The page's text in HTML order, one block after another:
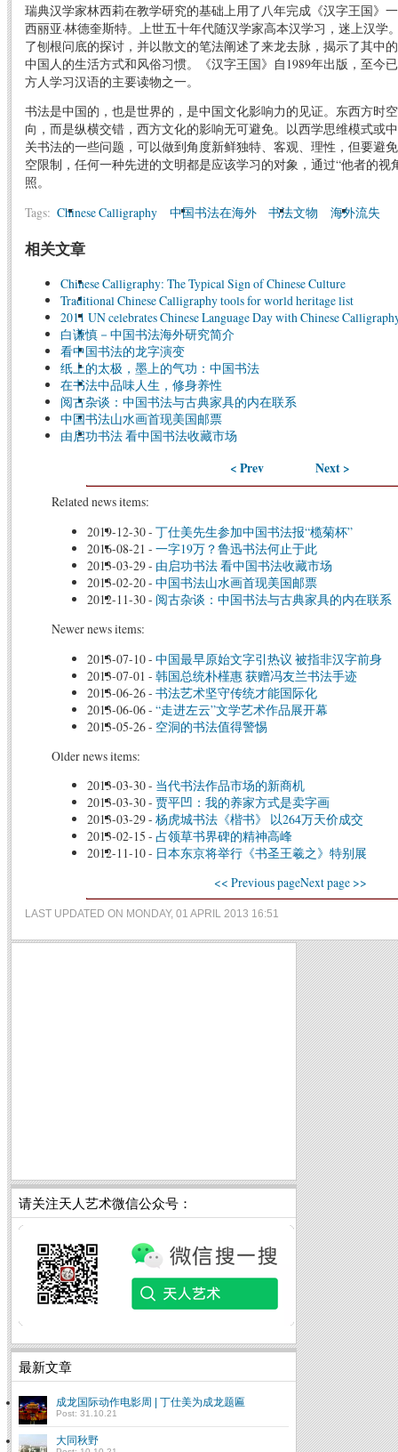
瑞典汉学家林西莉在教学研究的基础上用了八年完成《汉字王国》
西丽亚·林德奎斯特。上世五十年代随汉学家高本汉学习，迷上汉学
了刨根问底的探讨，并以散文的笔法阐述了来龙去脉，揭示了其中
中国人的生活方式和风俗习惯。《汉字王国》自1989年出版，至今
方人学习汉语的主要读物之一。
书法是中国的，也是世界的，是中国文化影响力的见证。东西方时
向，而是纵横交错，西方文化的影响无可避免。以西学思维模式或
关书法的一些问题，可以做到角度新鲜独特、客观、理性，但要避
空限制，任何一种先进的文明都是应该学习的对象，通过“他者的视
照。
Tags: Chinese Calligraphy 中国书法在海外 书法文物 海外流失
相关文章
Chinese Calligraphy: The Typical Sign of Chinese Culture
Traditional Chinese Calligraphy tools for world heritage list
2011 UN celebrates Chinese Language Day with Chinese
白谦慎－中国书法海外研究简介
看中国书法的龙字演变
纸上的太极，墨上的气功：中国书法
在书法中品味人生，修身养性
阅古杂谈：中国书法与古典家具的内在联系
中国书法山水画首现美国邮票
由启功书法 看中国书法收藏市场
< Prev Next >
Related news items:
2019-12-30- 丁仕美先生参加中国书法报“榄菊杯”
2016-08-21 - 一字19万？鲁迅书法何止于此
2013-03-29- 由启功书法 看中国书法收藏市场
2013-02-20- 中国书法山水画首现美国邮票
2012-11-30- 阅古杂谈：中国书法与古典家具的内在联系
Newer news items:
2013-07-10- 中国最早原始文字引热议 被指非汉字前身
2013-07-01 - 韩国总统朴槿惠 获赠冯友兰书法手迹
2013-06-26- 书法艺术坚守传统才能国际化
2013-06-06- “走进左云”文学艺术作品展开幕
2013-05-26- 空洞的书法值得警惕
Older news items:
2013-03-30- 当代书法作品市场的新商机
2013-03-30- 贾平凹：我的养家方式是卖字画
2013-03-29- 杨虎城书法《楷书》 以264万天价成交
2013-02-15 - 占领草书界碑的精神高峰
2012-11-10- 日本东京将举行《书圣王羲之》特别展
<< Previous pageNext page >>
LAST UPDATED ON MONDAY, 01 APRIL 2013 16:51
请关注天人艺术微信公众号：
最新文章
成龙国际动作电影周 | 丁仕美为成龙题匾
Post: 31.10.21
大同秋野